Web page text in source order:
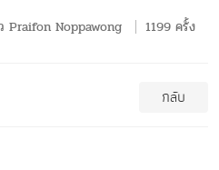
Praifon Noppawong 1199 ครั้ง
กลับ